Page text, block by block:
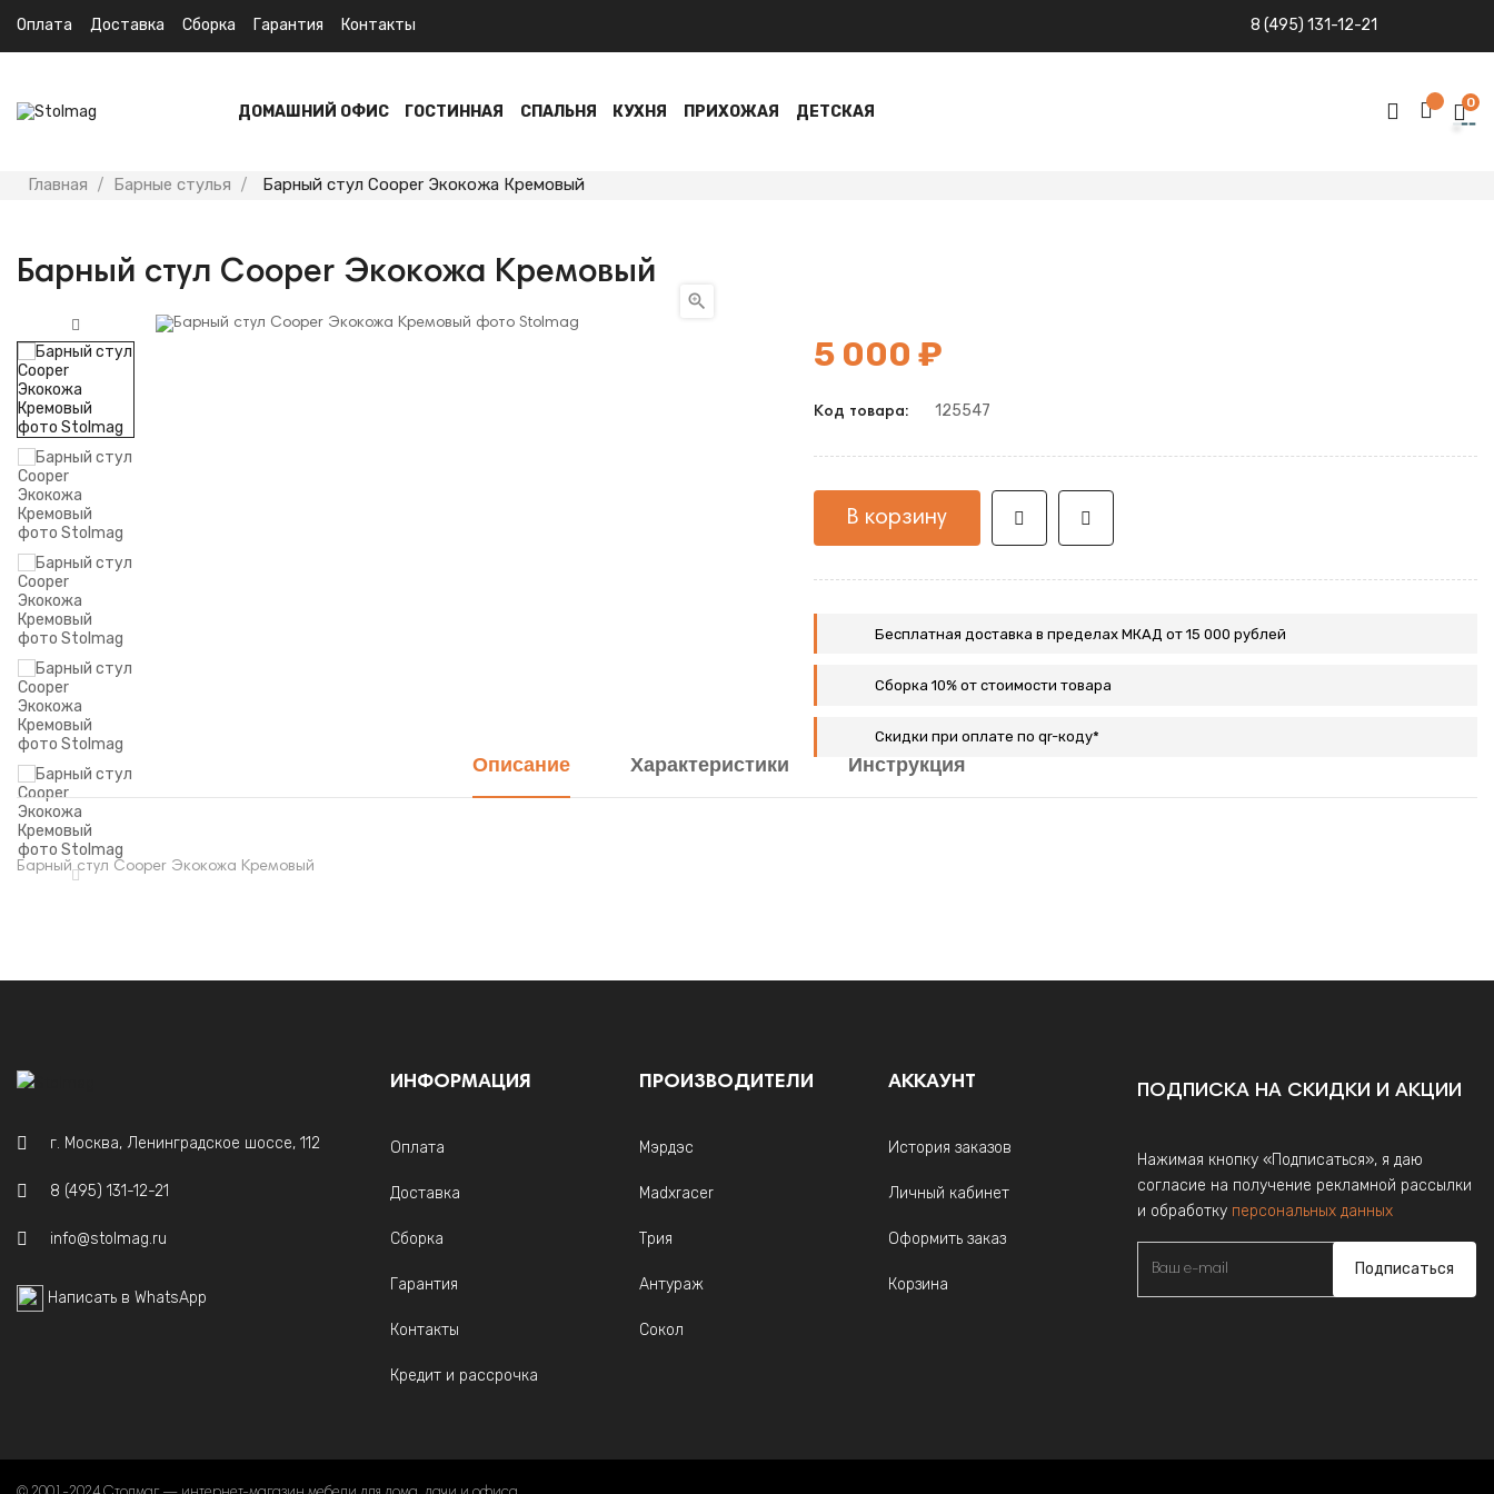
Оплата Доставка Сборка Гарантия Контакты 8 (495) 131-12-21
ДОМАШНИЙ ОФИС ГОСТИННАЯ СПАЛЬНЯ КУХНЯ ПРИХОЖАЯ ДЕТСКАЯ
0
Главная Барные стулья Барный стул Cooper Экокожа Кремовый
Барный стул Cooper Экокожа Кремовый

5 000 ₽
Код товара: 125547
В корзину
Бесплатная доставка в пределах МКАД от 15 000 рублей
Сборка 10% от стоимости товара
Скидки при оплате по qr-коду*
Описание Характеристики Инструкция
Барный стул Cooper Экокожа Кремовый
г. Москва, Ленинградское шоссе, 112
8 (495) 131-12-21
info@stolmag.ru
Написать в WhatsApp
ИНФОРМАЦИЯ
Оплата
Доставка
Сборка
Гарантия
Контакты
Кредит и рассрочка
ПРОИЗВОДИТЕЛИ
Мэрдэс
Madxracer
Трия
Антураж
Сокол
АККАУНТ
История заказов
Личный кабинет
Оформить заказ
Корзина
ПОДПИСКА НА СКИДКИ И АКЦИИ
Нажимая кнопку «Подписаться», я даю
согласие на получение рекламной рассылки
и обработку персональных данных
Подписаться